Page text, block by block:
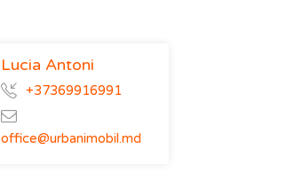
Lucia Antoni
+37369916991
office@urbanimobil.md